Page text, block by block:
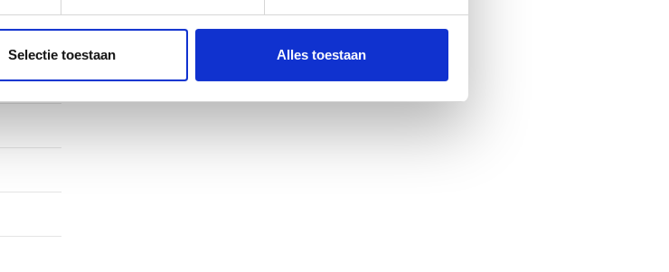
over uw gebruik van onze site met onze partners voor social
deze gegevens combineren met andere informatie die u aan ze heeft
Selectie toestaan Alles toestaan